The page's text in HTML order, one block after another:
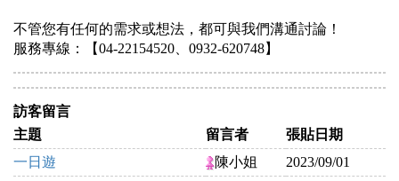
不管您有任何的需求或想法，都可與我們溝通討論！
服務專線：【04-22154520、0932-620748】
訪客留言
主題
留言者
張貼日期
一日遊
陳小姐
2023/09/01